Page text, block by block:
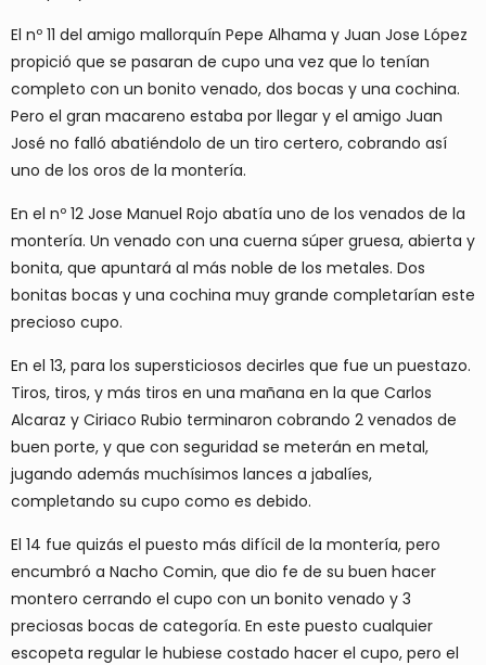
El nº 11 del amigo mallorquín Pepe Alhama y Juan Jose López
propició que se pasaran de cupo una vez que lo tenían
completo con un bonito venado, dos bocas y una cochina.
Pero el gran macareno estaba por llegar y el amigo Juan
José no falló abatiéndolo de un tiro certero, cobrando así
uno de los oros de la montería.
En el nº 12 Jose Manuel Rojo abatía uno de los venados de la
montería. Un venado con una cuerna súper gruesa, abierta y
bonita, que apuntará al más noble de los metales. Dos
bonitas bocas y una cochina muy grande completarían este
precioso cupo.
En el 13, para los supersticiosos decirles que fue un puestazo.
Tiros, tiros, y más tiros en una mañana en la que Carlos
Alcaraz y Ciriaco Rubio terminaron cobrando 2 venados de
buen porte, y que con seguridad se meterán en metal,
jugando además muchísimos lances a jabalíes,
completando su cupo como es debido.
El 14 fue quizás el puesto más difícil de la montería, pero
encumbró a Nacho Comin, que dio fe de su buen hacer
montero cerrando el cupo con un bonito venado y 3
preciosas bocas de categoría. En este puesto cualquier
escopeta regular le hubiese costado hacer el cupo, pero el